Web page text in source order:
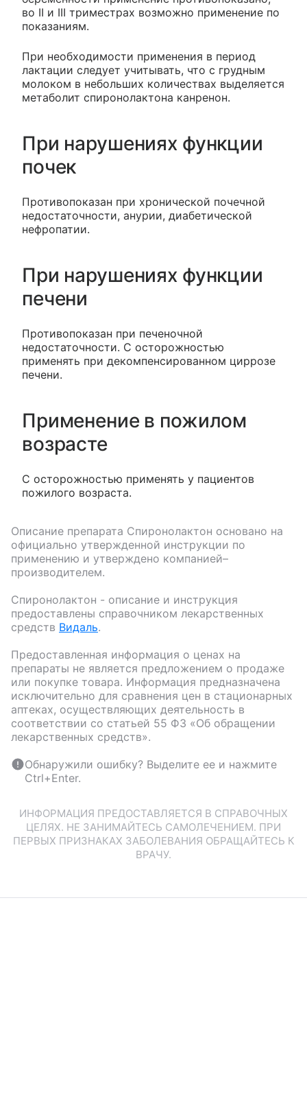
во II и III триместрах возможно применение по
показаниям.
При необходимости применения в период
лактации следует учитывать, что с грудным
молоком в небольших количествах выделяется
метаболит спиронолактона канренон.
При нарушениях функции
почек
Противопоказан при хронической почечной
недостаточности, анурии, диабетической
нефропатии.
При нарушениях функции
печени
Противопоказан при печеночной
недостаточности. C осторожностью
применять при декомпенсированном циррозе
печени.
Применение в пожилом
возрасте
C осторожностью применять у пациентов
пожилого возраста.
Описание препарата Спиронолактон основано на
официально утвержденной инструкции по
применению и утверждено компанией–
производителем.
Спиронолактон - описание и инструкция
предоставлены справочником лекарственных
средств Видаль.
Предоставленная информация о ценах на
препараты не является предложением о продаже
или покупке товара. Информация предназначена
исключительно для сравнения цен в стационарных
аптеках, осуществляющих деятельность в
соответствии со статьей 55 ФЗ «Об обращении
лекарственных средств».
Обнаружили ошибку? Выделите ее и нажмите
Ctrl+Enter.
ИНФОРМАЦИЯ ПРЕДОСТАВЛЯЕТСЯ В СПРАВОЧНЫХ
ЦЕЛЯХ. НЕ ЗАНИМАЙТЕСЬ САМОЛЕЧЕНИЕМ. ПРИ
ПЕРВЫХ ПРИЗНАКАХ ЗАБОЛЕВАНИЯ ОБРАЩАЙТЕСЬ К
ВРАЧУ.